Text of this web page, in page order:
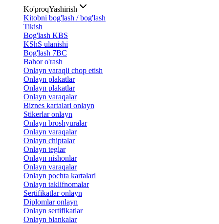
Ko'proqYashirish
Kitobni bog'lash / bog'lash
Tikish
Bog'lash KBS
KShS ulanishi
Bog'lash 7BC
Bahor o'rash
Onlayn varaqli chop etish
Onlayn plakatlar
Onlayn plakatlar
Onlayn varaqalar
Biznes kartalari onlayn
Stikerlar onlayn
Onlayn broshyuralar
Onlayn varaqalar
Onlayn chiptalar
Onlayn teglar
Onlayn nishonlar
Onlayn varaqalar
Onlayn pochta kartalari
Onlayn taklifnomalar
Sertifikatlar onlayn
Diplomlar onlayn
Onlayn sertifikatlar
Onlayn blankalar